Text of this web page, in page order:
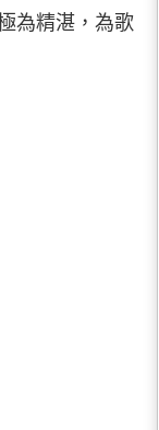
為精湛，為歌